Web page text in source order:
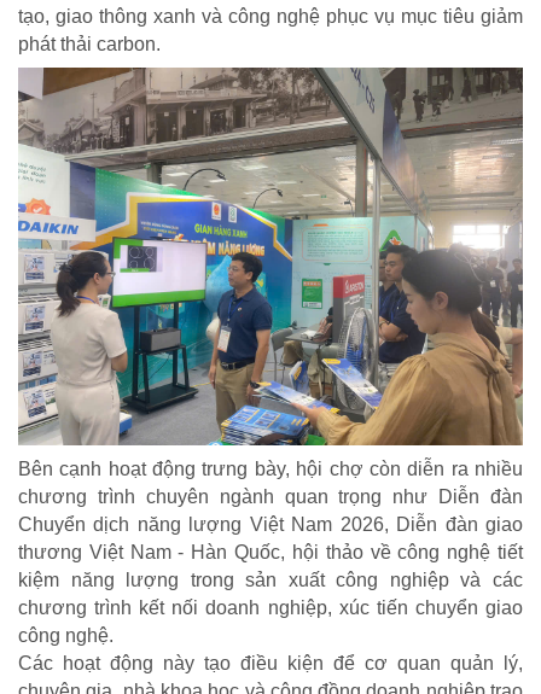
TRÁCH NHIỆM CỘNG ĐỒNG
Doanh nghiệp - Doanh nhân
Mô hình tiêu biểu
tạo, giao thông xanh và công nghệ phục vụ mục tiêu giảm
phát thải carbon.
Bên cạnh hoạt động trưng bày, hội chợ còn diễn ra nhiều
chương trình chuyên ngành quan trọng như Diễn đàn
Chuyển dịch năng lượng Việt Nam 2026, Diễn đàn giao
thương Việt Nam - Hàn Quốc, hội thảo về công nghệ tiết
kiệm năng lượng trong sản xuất công nghiệp và các
chương trình kết nối doanh nghiệp, xúc tiến chuyển giao
công nghệ.
Các hoạt động này tạo điều kiện để cơ quan quản lý,